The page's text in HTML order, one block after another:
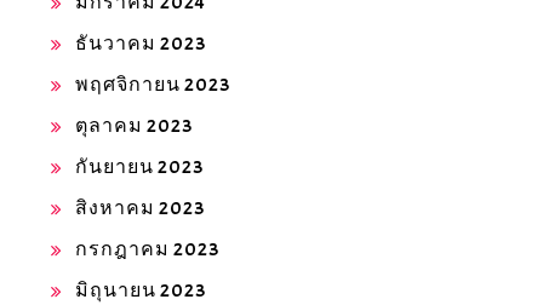
ธันวาคม 2023
พฤศจิกายน 2023
ตุลาคม 2023
กันยายน 2023
สิงหาคม 2023
กรกฎาคม 2023
มิถุนายน 2023